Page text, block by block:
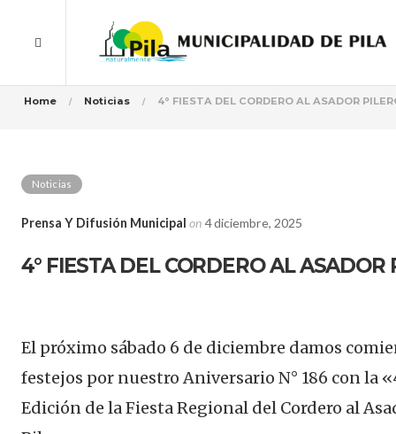
Home Noticias 4° FIESTA DEL CORDERO AL ASADOR
Noticias
Prensa Y Difusión Municipal on 4 diciembre, 2025
4° FIESTA DEL CORDERO AL ASADOR
El próximo sábado 6 de diciembre damos
festejos por nuestro Aniversario N° 186 con la
Edición de la Fiesta Regional del Cordero al